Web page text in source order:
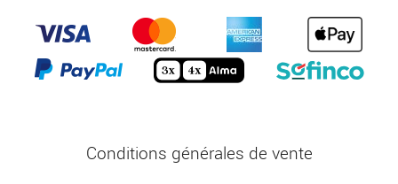
Conditions générales de vente